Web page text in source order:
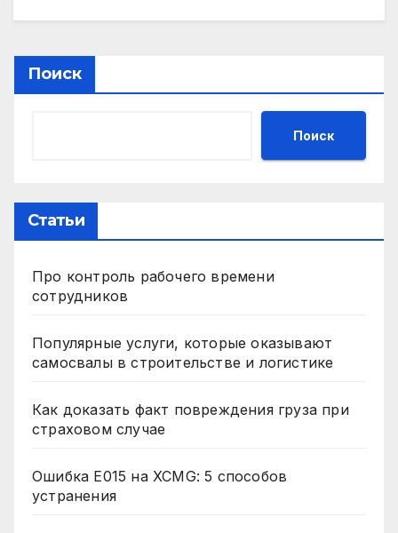
Поиск
Поиск
Статьи
Про контроль рабочего времени
сотрудников
Популярные услуги, которые оказывают
самосвалы в строительстве и логистике
Как доказать факт повреждения груза при
страховом случае
Ошибка E015 на XCMG: 5 способов
устранения